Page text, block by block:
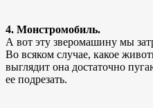
4. Монстромобиль.
А вот эту зверомашину мы
Во всяком случае, какое
выглядит она достаточно
ее подрезать.